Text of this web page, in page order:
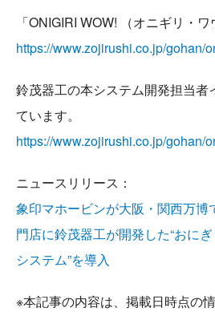
「ONIGIRI WOW! （オニギリ・ワ
https://www.zojirushi.co.jp/gohan/
鈴茂器工の本システム開発担当者
ています。
https://www.zojirushi.co.jp/gohan/
ニュースリリース：
象印マホービンが大阪・関西万博
門店に鈴茂器工が開発した“おに
システム”を導入
※本記事の内容は、掲載日時点の情